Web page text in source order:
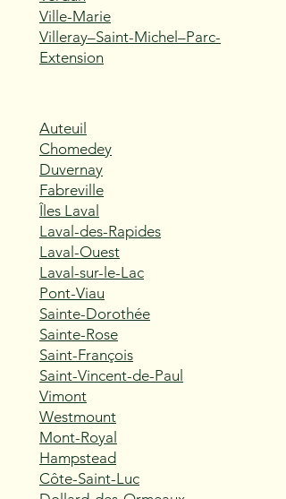
Ville-Marie
Villeray–Saint-Michel–Parc-
Extension
Auteuil
Chomedey
Duvernay
Fabreville
Îles Laval
Laval-des-Rapides
Laval-Ouest
Laval-sur-le-Lac
Pont-Viau
Sainte-Dorothée
Sainte-Rose
Saint-François
Saint-Vincent-de-Paul
Vimont
Westmount
Mont-Royal
Hampstead
Côte-Saint-Luc